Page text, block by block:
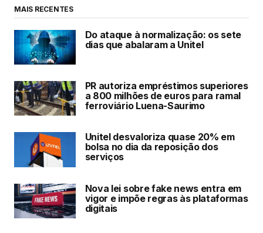
MAIS RECENTES
Do ataque à normalização: os sete
dias que abalaram a Unitel
PR autoriza empréstimos superiores
a 800 milhões de euros para ramal
ferroviário Luena-Saurimo
Unitel desvaloriza quase 20% em
bolsa no dia da reposição dos
serviços
Nova lei sobre fake news entra em
vigor e impõe regras às plataformas
digitais